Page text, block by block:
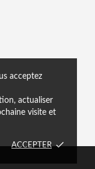
acceptez
actualiser
visite et
ACCEPTER done